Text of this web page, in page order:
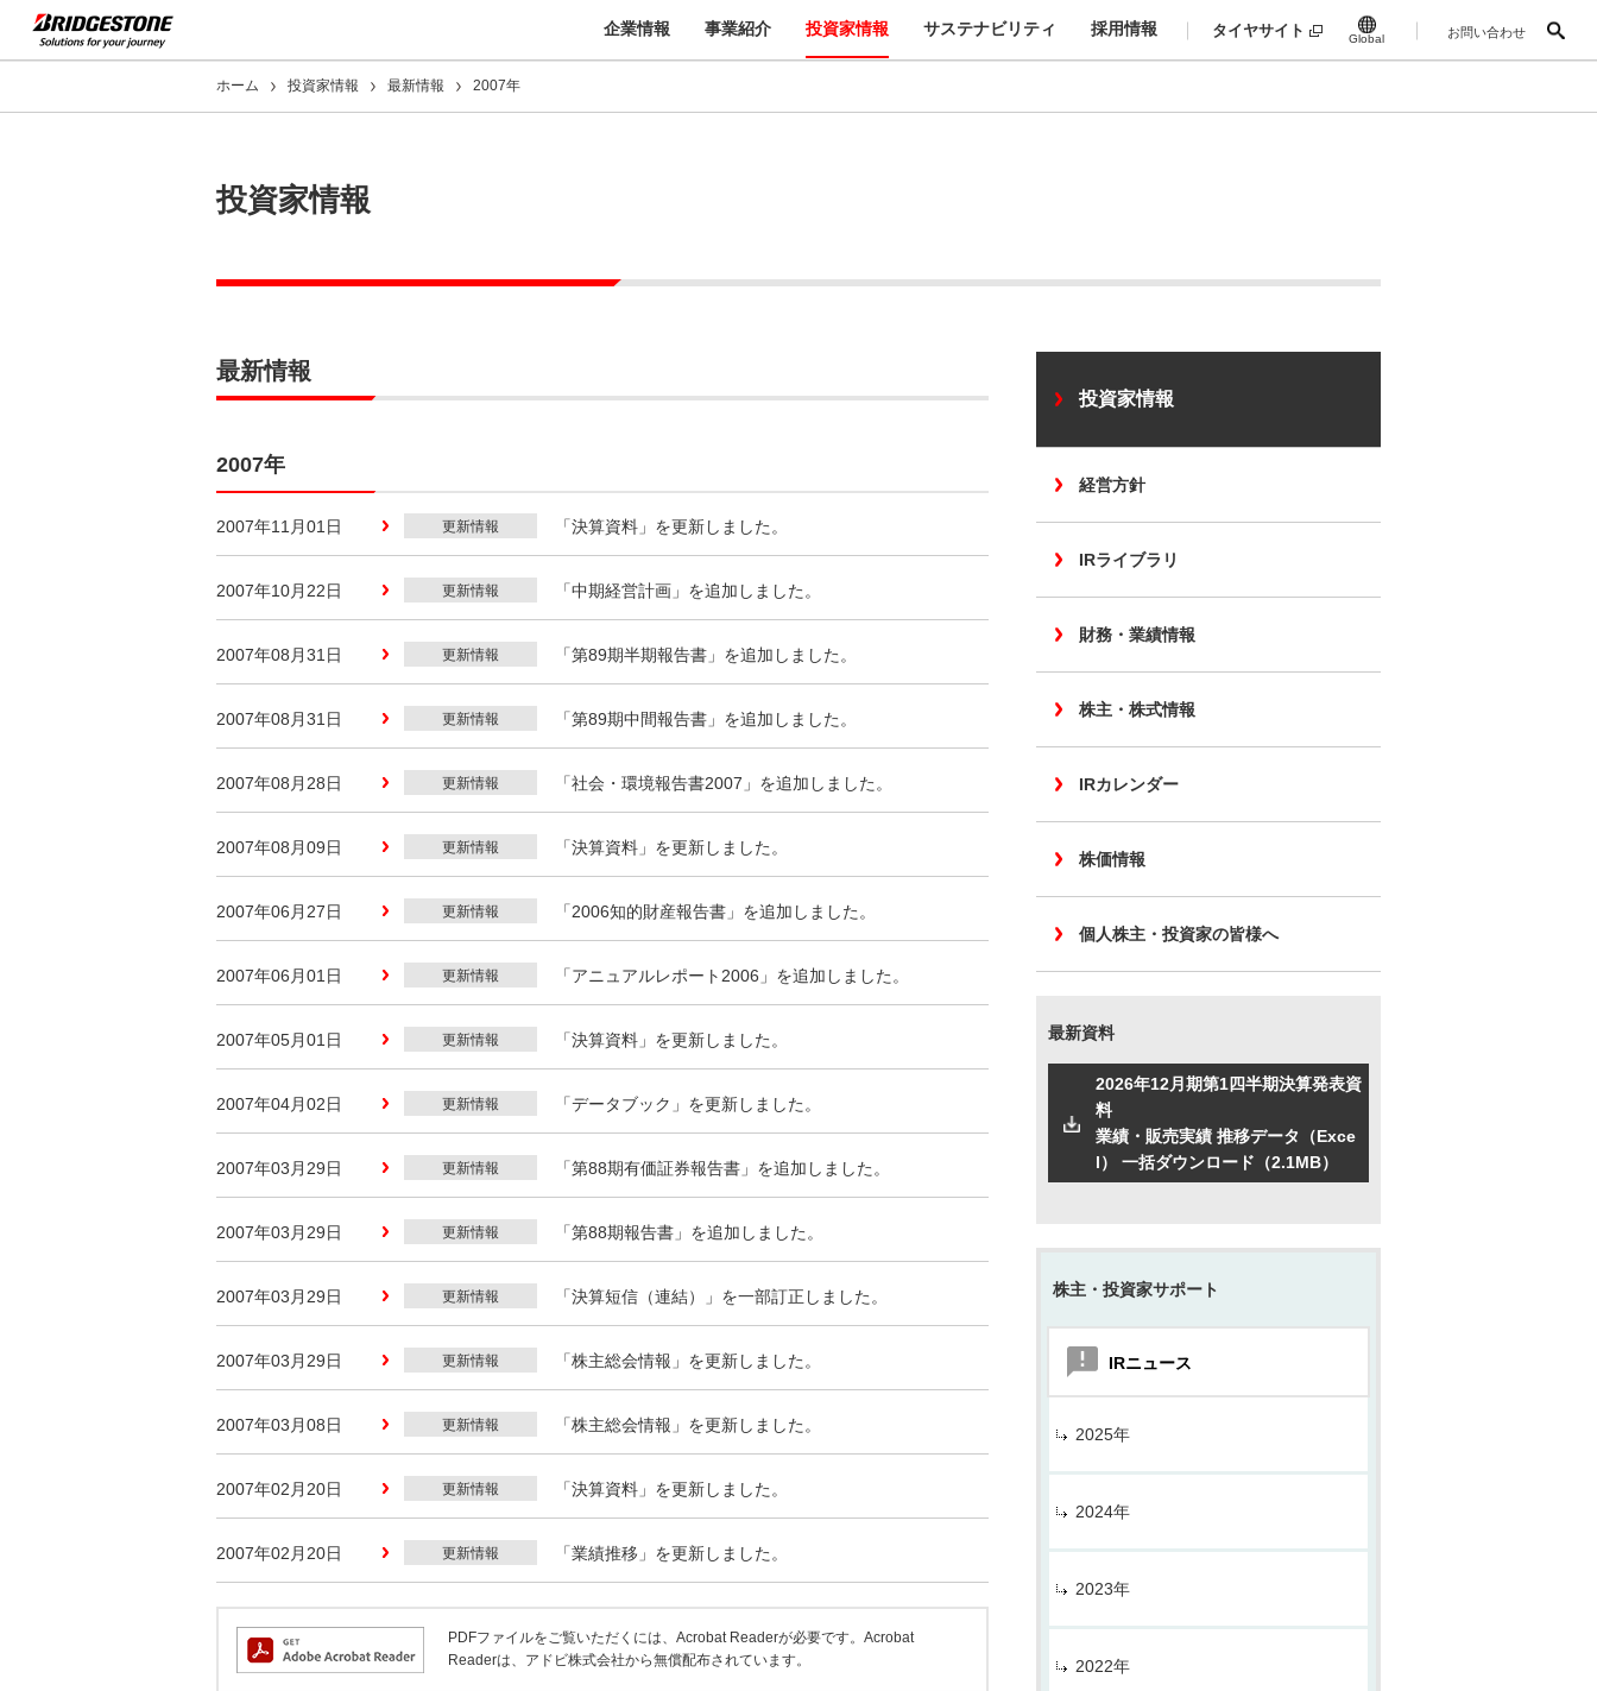
企業情報 事業紹介 投資家情報 サステナビリティ 採用情報 タイヤサイト Global お問い合わせ
ホーム 投資家情報 最新情報 2007年
投資家情報
最新情報
2007年
2007年11月01日 更新情報 「決算資料」を更新しました。
2007年10月22日 更新情報 「中期経営計画」を追加しました。
2007年08月31日 更新情報 「第89期半期報告書」を追加しました。
2007年08月31日 更新情報 「第89期中間報告書」を追加しました。
2007年08月28日 更新情報 「社会・環境報告書2007」を追加しました。
2007年08月09日 更新情報 「決算資料」を更新しました。
2007年06月27日 更新情報 「2006知的財産報告書」を追加しました。
2007年06月01日 更新情報 「アニュアルレポート2006」を追加しました。
2007年05月01日 更新情報 「決算資料」を更新しました。
2007年04月02日 更新情報 「データブック」を更新しました。
2007年03月29日 更新情報 「第88期有価証券報告書」を追加しました。
2007年03月29日 更新情報 「第88期報告書」を追加しました。
2007年03月29日 更新情報 「決算短信（連結）」を一部訂正しました。
2007年03月29日 更新情報 「株主総会情報」を更新しました。
2007年03月08日 更新情報 「株主総会情報」を更新しました。
2007年02月20日 更新情報 「決算資料」を更新しました。
2007年02月20日 更新情報 「業績推移」を更新しました。
PDFファイルをご覧いただくには、Acrobat Readerが必要です。Acrobat
Readerは、アドビ株式会社から無償配布されています。
投資家情報
経営方針
IRライブラリ
財務・業績情報
株主・株式情報
IRカレンダー
株価情報
個人株主・投資家の皆様へ
最新資料
2026年12月期第1四半期決算発表資
料
業績・販売実績 推移データ（Exce
l） 一括ダウンロード（2.1MB）
株主・投資家サポート
IRニュース
2025年
2024年
2023年
2022年